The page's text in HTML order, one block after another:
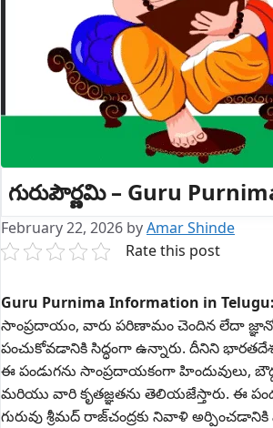
గురుపౌర్ణమి – Guru
February 22, 2026 byAmar Shinde
Rate this post
Guru Purnima Information in Telugu:
సాంప్రదాయం, వారు పరిణామం చెందిన లేదా
పంచుకోవడానికి సిద్ధంగా ఉన్నారు. దీనిని
ఈ పండుగను సాంప్రదాయకంగా హిందువులు,
మరియు వారి కృతజ్ఞతను తెలియజేస్తారు. ఈ
గురువు శ్రీమద్ రాజ్‌చంద్రకు నివాళి